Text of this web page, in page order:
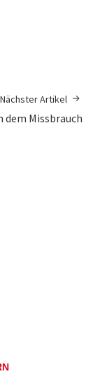
Nächster Artikel
dem Missbrauch